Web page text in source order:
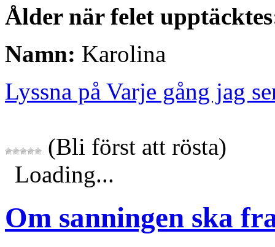
Ålder när felet
Namn: Karolina
Lyssna på Varje gång jag
(Bli först att rösta)
Loading...
Om sanningen ska